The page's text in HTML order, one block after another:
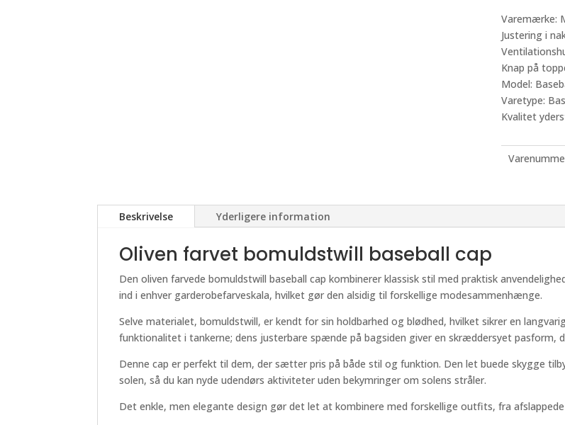
Varemærke:
Justering i
Knap på
Model:
Varetype:
Kvalitet
Beskrivelse Yderligere information
Oliven farvet bomuldstwill baseball cap
Den oliven farvede bomuldstwill baseball cap kombinerer klassisk stil med praktisk
ind i enhver garderobefarveskala, hvilket gør den alsidig til forskellige modesammenhænge.
Selve materialet, bomuldstwill, er kendt for sin holdbarhed og blødhed, hvilket sikrer en
funktionalitet i tankerne; dens justerbare spænde på bagsiden giver en skræddersyet pasform,
Denne cap er perfekt til dem, der sætter pris på både stil og funktion. Den let buede skygge
solen, så du kan nyde udendørs aktiviteter uden bekymringer om solens stråler.
Det enkle, men elegante design gør det let at kombinere med forskellige outfits, fra